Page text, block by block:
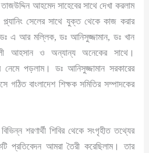
আহমেদ সাহেবের সাথে দেখা করলাম
প্ল্যানিং সেলের সাথে যুক্ত থেকে কাজ করার
এ আর মল্লিক, ডঃ আনিসুজ্জামান, ডঃ খান
আহসান ও অন্যান্য অনেকের সাথে।
নেমে পড়লাম। ডঃ আনিসুজ্জামান সরকারের
গঠিত বাংলাদেশ শিক্ষক সমিতির সম্পাদকের
শরণার্থী শিবির থেকে সংগৃহীত তথ্যের
প্রতিবেদন আমরা তৈরী করেছিলাম। তার